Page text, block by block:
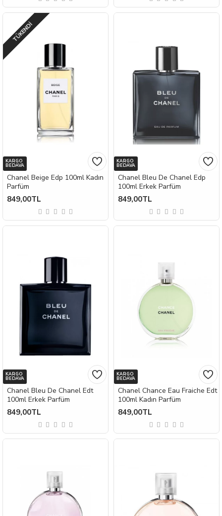
KARGO
BEDAVA
TÜKENDI
Chanel Beige Edp 100ml Kadın
Parfüm
849,00TL
KARGO
BEDAVA
Chanel Bleu De Chanel Edp
100ml Erkek Parfüm
849,00TL
KARGO
BEDAVA
Chanel Bleu De Chanel Edt
100ml Erkek Parfüm
849,00TL
KARGO
BEDAVA
Chanel Chance Eau Fraiche Edt
100ml Kadın Parfüm
849,00TL